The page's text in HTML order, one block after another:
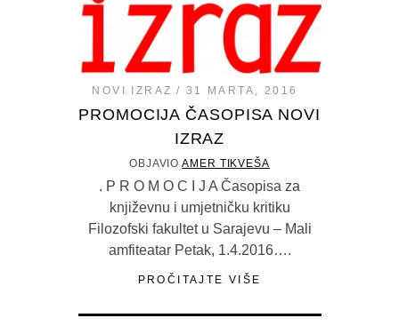
NOVI IZRAZ 31 MARTA, 2016
PROMOCIJA ČASOPISA NOVI
IZRAZ
OBJAVIOAMER TIKVEŠA
. P R O M O C I J A Časopisa za
književnu i umjetničku kritiku
Filozofski fakultet u Sarajevu – Mali
amfiteatar Petak, 1.4.2016….
PROČITAJTE VIŠE